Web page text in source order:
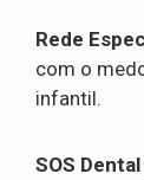
Rede
com o
infantil.
SOS